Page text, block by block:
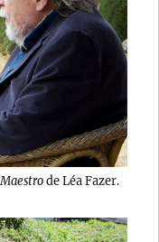
Maestrode Léa Fazer.